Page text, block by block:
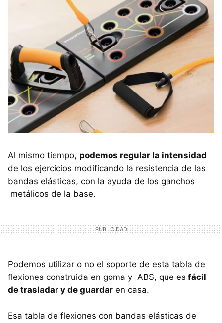
Al mismo tiempo, podemos regular la intensidad
de los ejercicios modificando la resistencia de las
bandas elásticas, con la ayuda de los ganchos
metálicos de la base.
Podemos utilizar o no el soporte de esta tabla de
flexiones construida en goma y ABS, que es fácil
de trasladar y de guardar en casa.
Esa tabla de flexiones con bandas elásticas de